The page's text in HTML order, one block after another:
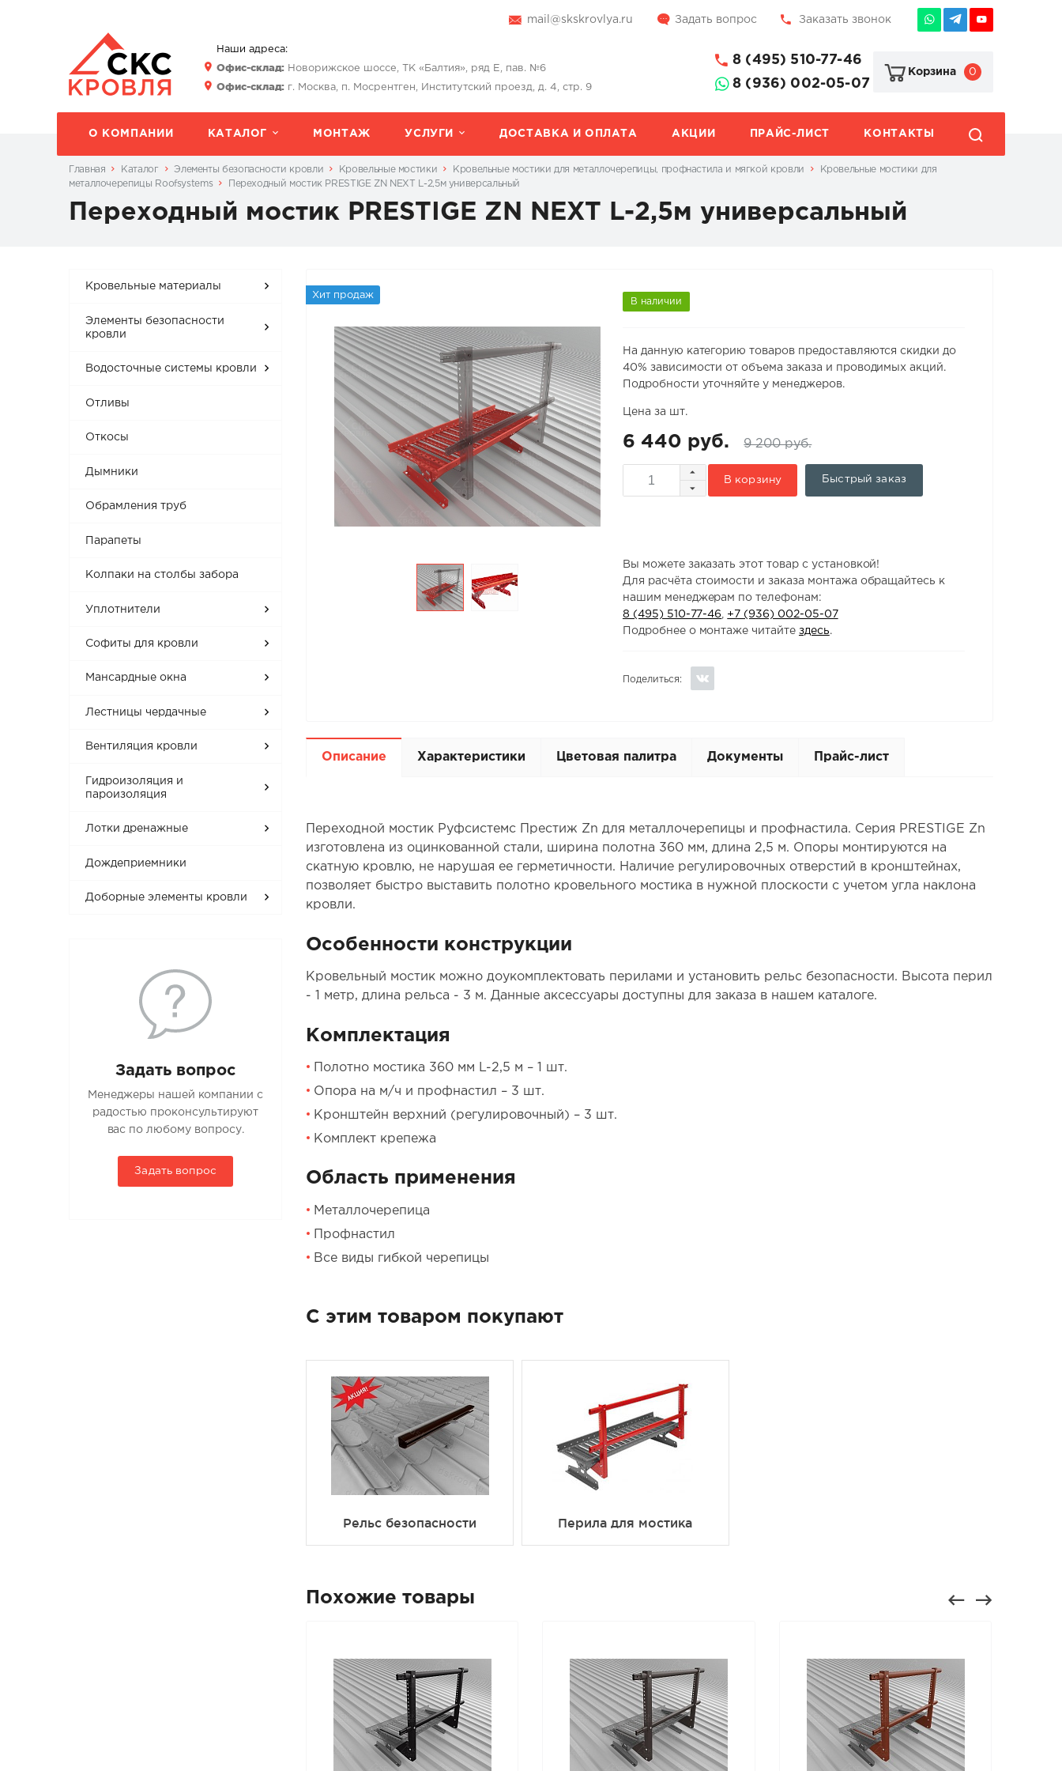
mail@skskrovlya.ru Задать вопрос Заказать звонок
Наши адреса:
Офис-склад:Новорижское шоссе, ТК «Балтия», ряд Е, пав. №6
Офис-склад:г. Москва, п. Мосрентген, Институтский проезд, д. 4, стр. 9
8 (495) 510-77-46
8 (936) 002-05-07
Корзина 0
О КОМПАНИИ КАТАЛОГ МОНТАЖ УСЛУГИ ДОСТАВКА И ОПЛАТА АКЦИИ ПРАЙС-ЛИСТ КОНТАКТЫ
Главная Каталог Элементы безопасности кровли Кровельные мостики Кровельные мостики для металлочерепицы, профнастила и мягкой кровли
Кровельные мостики для
металлочерепицы Roofsystems
Переходный мостик PRESTIGE ZN NEXT L-2,5м универсальный
Переходный мостик PRESTIGE ZN NEXT L-2,5м универсальный
Кровельные материалы
Элементы безопасности
кровли
Водосточные системы кровли
Отливы
Откосы
Дымники
Обрамления труб
Парапеты
Колпаки на столбы забора
Уплотнители
Софиты для кровли
Мансардные окна
Лестницы чердачные
Вентиляция кровли
Гидроизоляция и
пароизоляция
Лотки дренажные
Дождеприемники
Доборные элементы кровли
Задать вопрос
Менеджеры нашей компании с
радостью проконсультируют
вас по любому вопросу.
Задать вопрос
Хит продаж
В наличии
На данную категорию товаров предоставляются скидки до
40% зависимости от объема заказа и проводимых акций.
Подробности уточняйте у менеджеров.
Цена за шт.
6 440 руб. 9 200 руб.
В корзину Быстрый заказ
Вы можете заказать этот товар с установкой!
Для расчёта стоимости и заказа монтажа обращайтесь к
нашим менеджерам по телефонам:
8 (495) 510-77-46
+7 (936) 002-05-07
Подробнее о монтаже читайте здесь.
Поделиться:
Описание Характеристики Цветовая палитра Документы Прайс-лист
Переходной мостик Руфсистемс Престиж Zn для металлочерепицы и профнастила. Серия PRESTIGE Zn
изготовлена из оцинкованной стали, ширина полотна 360 мм, длина 2,5 м. Опоры монтируются на
скатную кровлю, не нарушая ее герметичности. Наличие регулировочных отверстий в кронштейнах,
позволяет быстро выставить полотно кровельного мостика в нужной плоскости с учетом угла наклона
кровли.
Особенности конструкции
Кровельный мостик можно доукомплектовать перилами и установить рельс безопасности. Высота перил
- 1 метр, длина рельса - 3 м. Данные аксессуары доступны для заказа в нашем каталоге.
Комплектация
Полотно мостика 360 мм L-2,5 м – 1 шт.
Опора на м/ч и профнастил – 3 шт.
Кронштейн верхний (регулировочный) – 3 шт.
Комплект крепежа
Область применения
Металлочерепица
Профнастил
Все виды гибкой черепицы
С этим товаром покупают
Рельс безопасности Перила для мостика
Похожие товары